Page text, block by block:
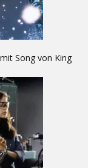
Song von King